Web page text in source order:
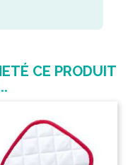
CE PRODUIT